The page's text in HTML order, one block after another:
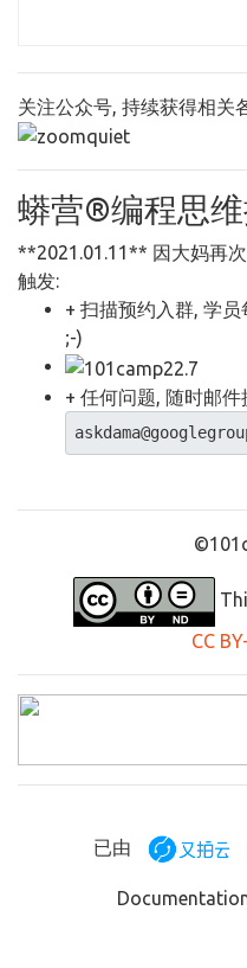
关注公众号, 持续获得相关
蟒营®编程思
**2021.01.11** 因大妈再
触发:
+ 扫描预约入群, 学
;-)
+ 任何问题, 随时邮件
CC
已由